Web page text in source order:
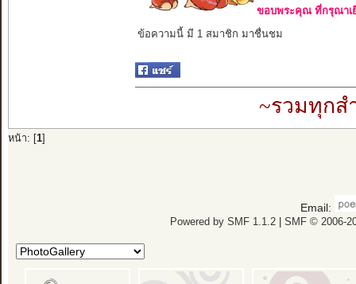
ขอบพระคุณ ที่กรุณาเ
ข้อความนี้ มี 1 สมาชิก มาชื่นชม
~รวมทุกส
หน้า: [ 1]
Email:
Powered by SMF 1.1.2| SMF © 2006-